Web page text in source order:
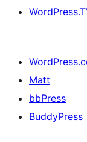
Matt
bbPress
BuddyPress